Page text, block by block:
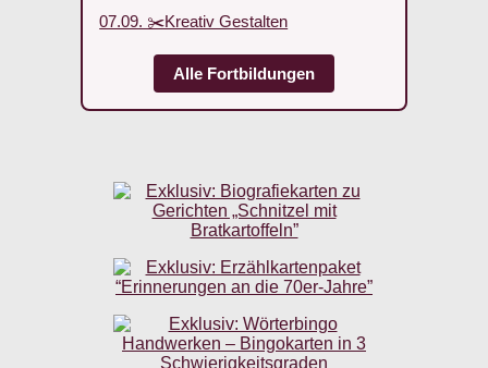
07.09. ✂️Kreativ Gestalten
Alle Fortbildungen